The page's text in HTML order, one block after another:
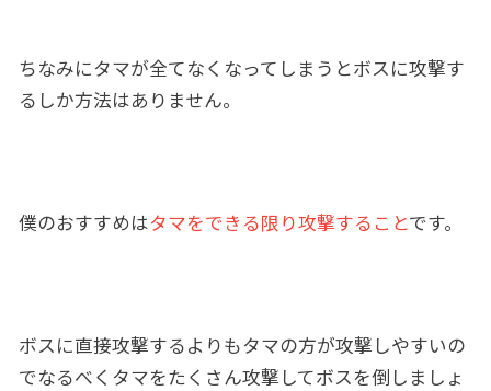
ちなみにタマが全てなくなってしまうとボスに攻撃す
るしか方法はありません。
僕のおすすめはタマをできる限り攻撃することです。
ボスに直接攻撃するよりもタマの方が攻撃しやすいの
でなるべくタマをたくさん攻撃してボスを倒しましょ